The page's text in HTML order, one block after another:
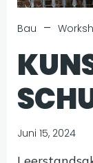
Bau –
Juni 15, 2024